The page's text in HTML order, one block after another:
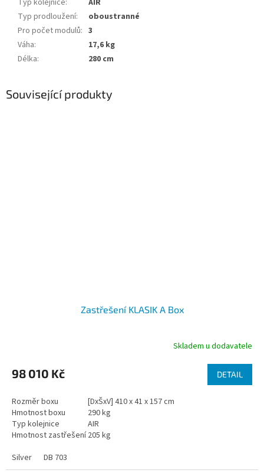
Typ kolejnice:
AIR
Typ prodloužení:
oboustranné
Pro počet modulů: 3
Váha:
17,6 kg
Délka: 280 cm
Související produkty
Zastřešení KLASIK A Box
Skladem u dodavatele
98 010 Kč DETAIL
Rozměr boxu
[DxŠxV] 410 x 41 x 157 cm
Hmotnost boxu
290 kg
Typ kolejnice
AIR
Hmotnost zastřešení 205 kg
Silver
DB 703